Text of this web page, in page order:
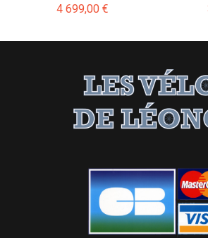
Prix
4 699,00 €